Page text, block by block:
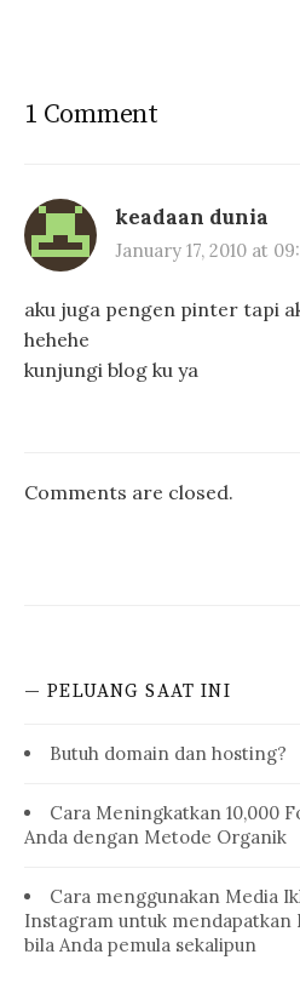
1 Comment
keadaan dunia
January 17, 2010 at
aku juga pengen pinter tapi
hehehe
kunjungi blog ku ya
Comments are closed.
— PELUANG SAAT INI
Butuh domain dan hosting?
Cara Meningkatkan 10,000
Anda dengan Metode Organik
Cara menggunakan Media
Instagram untuk mendapatkan
bila Anda pemula sekalipun